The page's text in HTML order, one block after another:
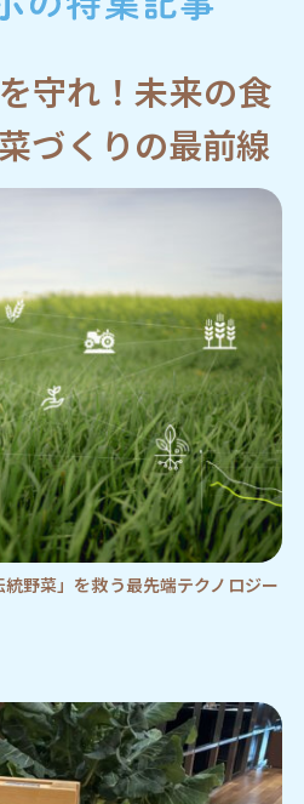
守れ！未来の食
づくりの最前線
野菜」を救う最先端テクノロジー